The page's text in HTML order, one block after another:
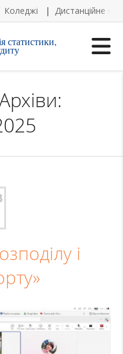
Коледжі Дистанційне
статистики,
і